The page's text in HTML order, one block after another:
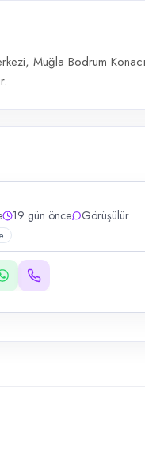
Muğla Bodrum
19 gün önce Görüşülür